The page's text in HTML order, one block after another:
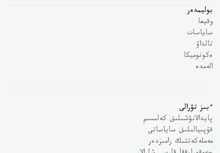
بوليمدەر
وقيعا
ساياسات
تالداۋ
ەكونوميكا
الەمدە
ءبىز تۋرالى
پايدالانۋشىلىق كەلىسىم
قۇپىيالىلىق ساياساتى
مەملەكەتتىك رامىزدەر